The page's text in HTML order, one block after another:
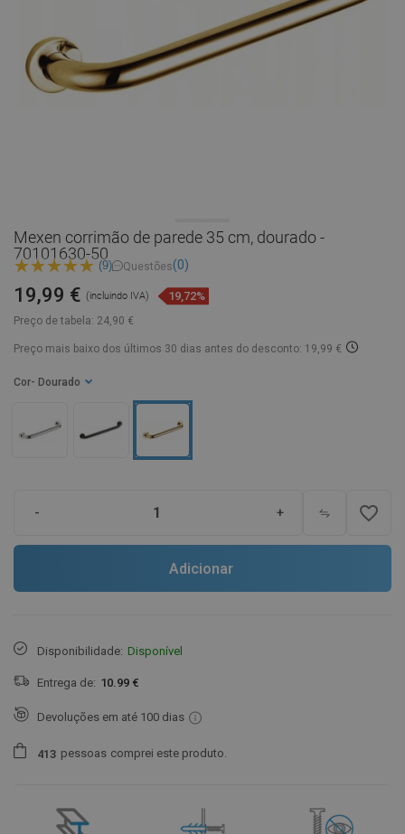
Mexen corrimão de parede 35 cm, dourado -
70101630-50
(9) Questões(0)
Preço de tabela: 24,90 €
19,99 € (incluindo IVA) 19,72%
Preço mais baixo dos últimos 30 dias antes do desconto: 19,99 €
Cor - Dourado
- + favorite_border
Adicionar
Disponibilidade: Disponível
Entrega de: 10.99 €
Devoluções em até 100 dias
41 3 pessoas comprei este produto.